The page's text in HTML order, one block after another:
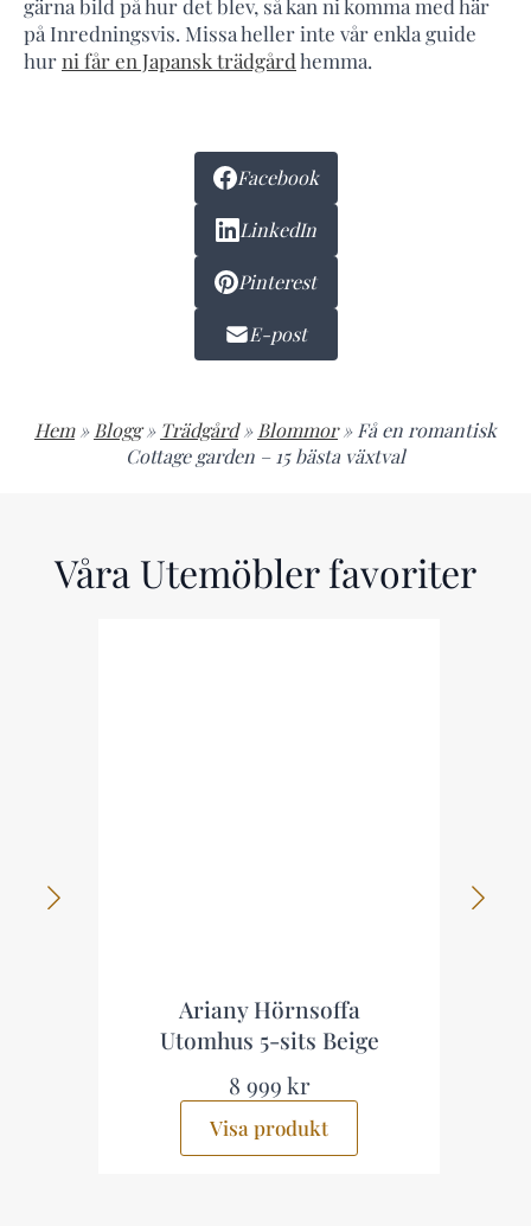
gärna bild på hur det blev, så kan ni komma med här
på Inredningsvis. Missa heller inte vår enkla guide
hurni får en Japansk trädgårdhemma.
Facebook
LinkedIn
Pinterest
E-post
Hem » Blogg » Trädgård » Blommor » Få en romantisk
Cottage garden – 15 bästa växtval
Våra Utemöbler favoriter
Ariany Hörnsoffa
Utomhus 5-sits Beige
8 999 kr
Visa produkt